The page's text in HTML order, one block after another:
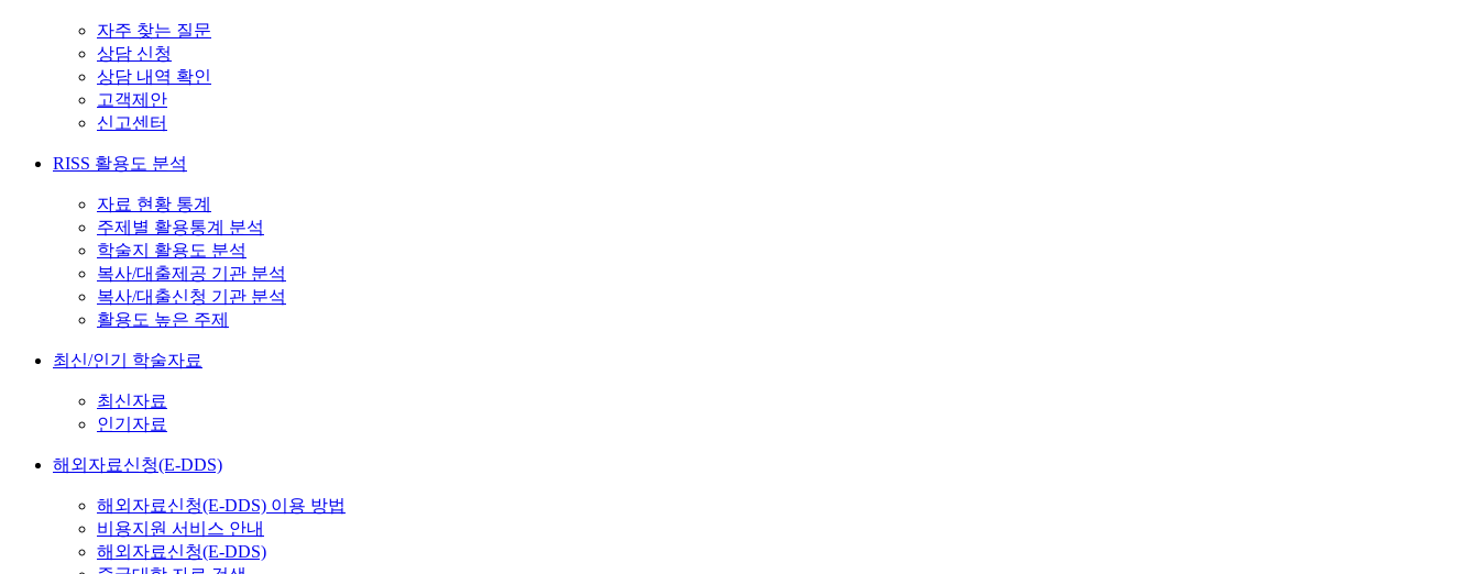
자주 찾는 질문
상담 신청
상담 내역 확인
고객제안
신고센터
RISS 활용도 분석
자료 현황 통계
주제별 활용통계 분석
학술지 활용도 분석
복사/대출제공 기관 분석
복사/대출신청 기관 분석
활용도 높은 주제
최신/인기 학술자료
최신자료
인기자료
해외자료신청(E-DDS)
해외자료신청(E-DDS) 이용 방법
비용지원 서비스 안내
해외자료신청(E-DDS)